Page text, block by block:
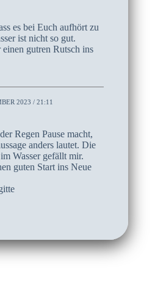
es bei Euch aufhört zu
ist nicht so gut.
gutren Rutsch ins
2023 / 21:11
Regen Pause macht,
anders lautet. Die
Wasser gefällt mir.
guten Start ins Neue